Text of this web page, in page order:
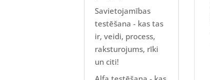
Savietojamības
testēšana - kas tas
ir, veidi, process,
raksturojums, rīki
un citi!